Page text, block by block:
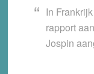
In
rapport
Jospin